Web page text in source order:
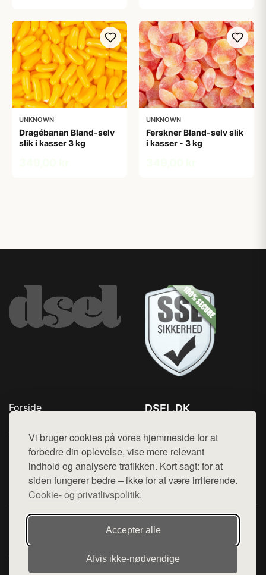
Vi bruger cookies på vores hjemmeside for at
forbedre din oplevelse, vise mere relevant
indhold og analysere trafikken. Kort sagt: for at
siden fungerer bedre – ikke for at være irriterende.
Cookie- og privatlivspolitik.
Accepter alle
Afvis ikke‑nødvendige
UNKNOWN
Dragébanan Bland-selv
slik i kasser 3 kg
UNKNOWN
Ferskner Bland-selv slik
i kasser - 3 kg
Forside
Top Rabatter
Blog
Kontakt
DSEL.DK
Mail: hej@want.dk
Cookie- og privatlivspolitik
Denne side er en del af want.dk, der udgiver en række
hjemmesider med præsentation af forskellige produkter fra
diverse webshops. Der sælges ikke varer fra denne side - vi